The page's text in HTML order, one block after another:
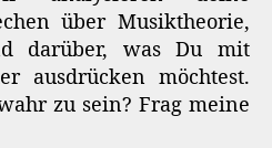
über Musiktheorie,
darüber, was Du mit
ausdrücken möchtest.
zu sein? Frag meine